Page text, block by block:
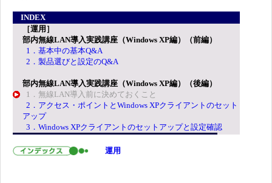
INDEX
［運用］
部内無線LAN導入実践講座（Windows XP編）（前編）
1．基本中の基本Q&A
2．製品選びと設定のQ&A
部内無線LAN導入実践講座（Windows XP編）（後編）
1．無線LAN導入前に決めておくこと
2．アクセス・ポイントとWindows XPクライアントのセット
アップ
3．Windows XPクライアントのセットアップと設定確認
運用